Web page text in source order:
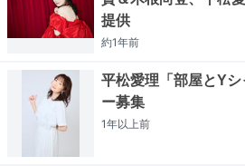
提供
約1年前
平松愛理「部屋とY
ー募集
1年以上前